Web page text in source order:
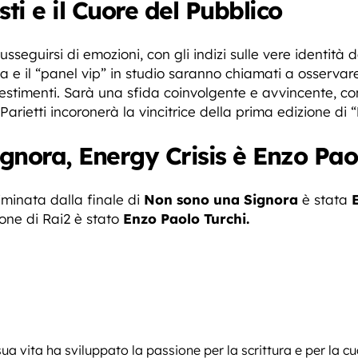
e il Cuore del Pubblico
di emozioni, con gli indizi sulle vere identità
e il “panel vip” in studio saranno chiamati a
Sarà una sfida coinvolgente e avvincente,
incoronerà la vincitrice della prima edizione di “
Energy Crisis è Enzo
dalla finale di Non sono una Signora è stata
di Rai2 è stato Enzo Paolo Turchi.
vita ha sviluppato la passione per la scrittura e per la